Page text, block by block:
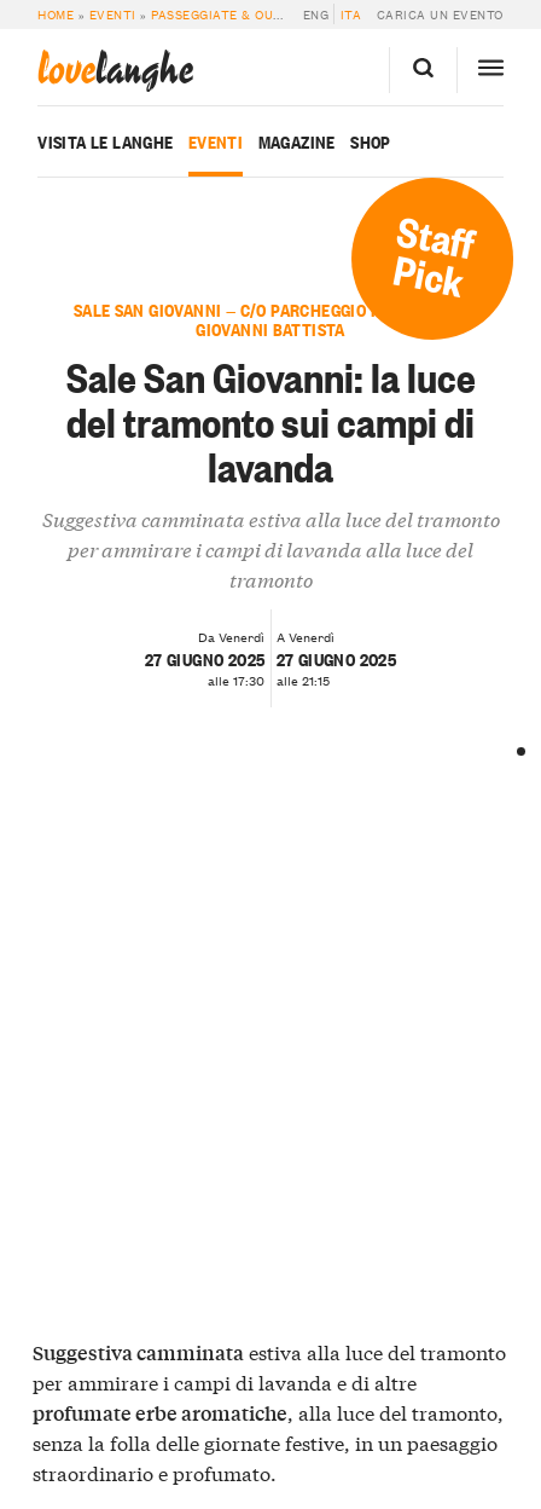
HOME » EVENTI »PASSEGGIATE & OUTDOOR » SALE SAN GIOVANNI: LA LUCE
ENG ITA CARICA UN EVENTO
lovelanghe
VISITA LE LANGHE EVENTI MAGAZINE SHOP
Staff
Pick
SALE SAN GIOVANNI — C/O PARCHEGGIO PIEVE DI SAN
GIOVANNI BATTISTA
Sale San Giovanni: la luce
del tramonto sui campi di
lavanda
Suggestiva camminata estiva alla luce del tramonto
per ammirare i campi di lavanda alla luce del
tramonto
Da Venerdì
27 GIUGNO 2025
alle 17:30
A Venerdì
27 GIUGNO 2025
alle 21:15
Suggestiva camminataestiva alla luce del tramonto
per ammirare i campi di lavanda e di altre
profumate erbe aromatiche, alla luce del tramonto,
senza la folla delle giornate festive, in un paesaggio
straordinario e profumato.